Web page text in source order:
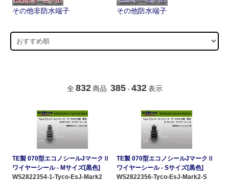
その他非防水端子 その他防水端子
全 832 商品 385 - 432 表示
TE製 070型エコノシールJマークⅡ
ワイヤーシール - Mサイズ[黒色]
WS2822354-1-Tyco-EsJ-Mark2
TE製 070型エコノシールJマークⅡ
ワイヤーシール - Sサイズ[黒色]
WS2822356-Tyco-EsJ-Mark2-S